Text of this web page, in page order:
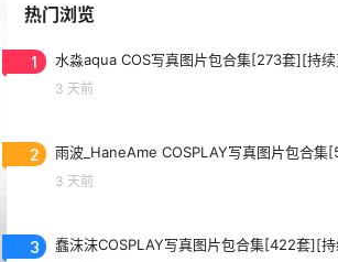
热门浏览
1 水淼aqua COS写真图片包合集[273套][持
3 天前
2 雨波_HaneAme COSPLAY写真图片包合集
3 天前
3 蠢沫沫COSPLAY写真图片包合集[422套][